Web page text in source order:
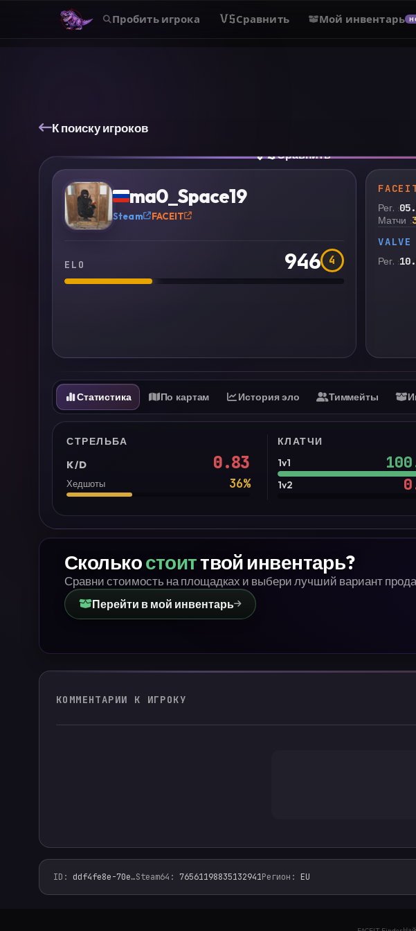
Пробить игрока VSСравнить Мой инвентарь
К поиску игроков
VSСравнить
? ma0_Space19
Steam FACEIT
ELO 946 4
Рег.
Матчи
VALVE
Рег.
Статистика По картам История эло Тиммейты
СТРЕЛЬБА
K/D
0.83
Хедшоты 36%
КЛАТЧИ
1v1
1v2
Сколькостоиттвой инвентарь?
Сравни стоимость на площадках и выбери лучший вариант
Перейти в мой инвентарь
КОММЕНТАРИИ К ИГРОКУ
ID : ddf4fe8e-70e…Steam64 : 76561198835132941Регион : EU